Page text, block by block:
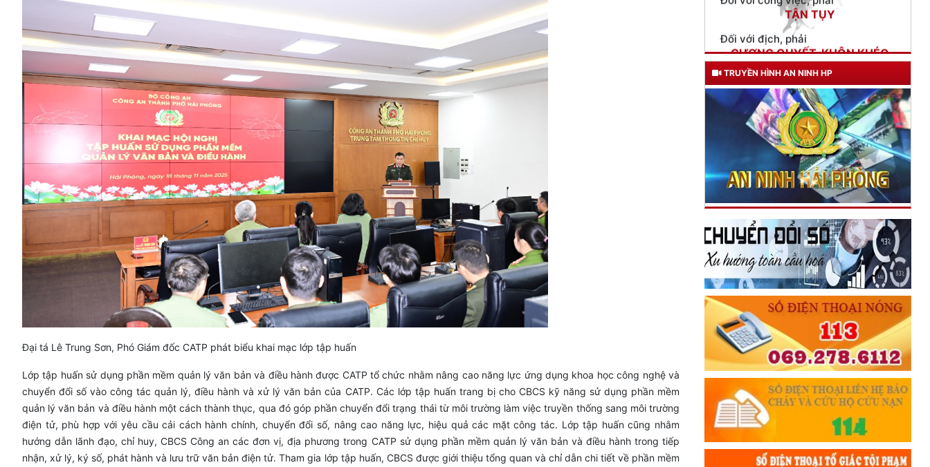
Đại tá Lê Trung Sơn, Phó Giám đốc CATP phát biểu khai mạc lớp tập huấn
Lớp tập huấn sử dụng phần mềm quản lý văn bản và điều hành được CATP tổ chức nhằm nâng cao năng lực ứng dụng khoa học công nghệ và
chuyển đổi số vào công tác quản lý, điều hành và xử lý văn bản của CATP. Các lớp tập huấn trang bị cho CBCS kỹ năng sử dụng phần mềm
quản lý văn bản và điều hành một cách thành thục, qua đó góp phần chuyển đổi trạng thái từ môi trường làm việc truyền thống sang môi trường
điện tử, phù hợp với yêu cầu cải cách hành chính, chuyển đổi số, nâng cao năng lực, hiệu quả các mặt công tác. Lớp tập huấn cũng nhằm
hướng dẫn lãnh đạo, chỉ huy, CBCS Công an các đơn vị, địa phương trong CATP sử dụng phần mềm quản lý văn bản và điều hành trong tiếp
nhận, xử lý, ký số, phát hành và lưu trữ văn bản điện tử. Tham gia lớp tập huấn, CBCS được giới thiệu tổng quan và chỉ dẫn chi tiết về phần mềm
CƯƠNG QUYẾT, KHÔN KHÉO
Trích thư Chủ tịch Hồ Chí Minh
gửi Công an Khu XII,
ngày 11 tháng 3 năm 1948.
TRUYỀN HÌNH AN NINH HP